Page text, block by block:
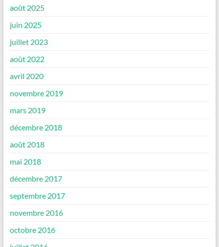
août 2025
juin 2025
juillet 2023
août 2022
avril 2020
novembre 2019
mars 2019
décembre 2018
août 2018
mai 2018
décembre 2017
septembre 2017
novembre 2016
octobre 2016